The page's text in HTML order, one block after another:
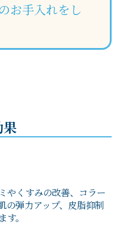
お手入れをし
果
やくすみの改善、コラー
の弾力アップ、皮脂抑制
。